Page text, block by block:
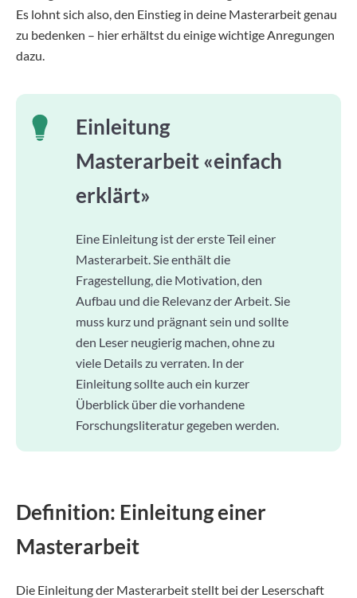
Es lohnt sich also, den Einstieg in deine Masterarbeit genau
zu bedenken – hier erhältst du einige wichtige Anregungen
dazu.
Einleitung
Masterarbeit «einfach
erklärt»
Eine Einleitung ist der erste Teil einer
Masterarbeit. Sie enthält die
Fragestellung, die Motivation, den
Aufbau und die Relevanz der Arbeit. Sie
muss kurz und prägnant sein und sollte
den Leser neugierig machen, ohne zu
viele Details zu verraten. In der
Einleitung sollte auch ein kurzer
Überblick über die vorhandene
Forschungsliteratur gegeben werden.
Definition: Einleitung einer
Masterarbeit
Die Einleitung der Masterarbeit stellt bei der Leserschaft